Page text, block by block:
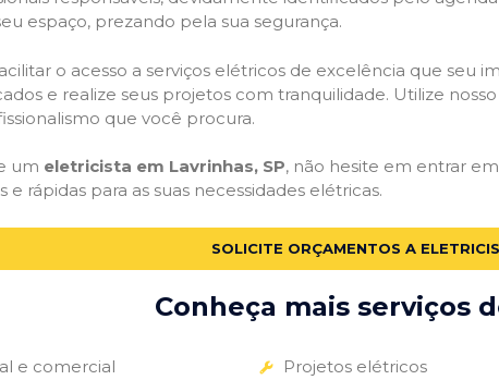
espaço, prezando pela sua segurança.
o acesso a serviços elétricos de excelência que seu
e realize seus projetos com tranquilidade. Utilize
que você procura.
um eletricista em Lavrinhas, SP, não hesite em entrar
e rápidas para as suas necessidades elétricas.
SOLICITE ORÇAMENTOS A
Conheça mais serviços
e comercial
Projetos elétricos